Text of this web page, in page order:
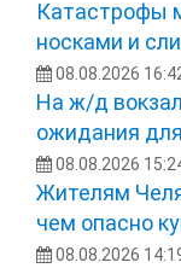
Катастрофы
носками и
08.08.2026
На ж/д
ожидания
08.08.2026
Жителям
чем опасно
08.08.2026